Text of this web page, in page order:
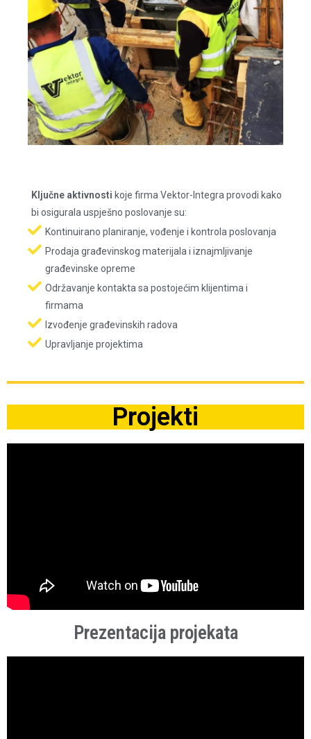
Ključne aktivnosti koje firma Vektor-Integra provodi kako
bi osigurala uspješno poslovanje su:
Kontinuirano planiranje, vođenje i kontrola poslovanja
Prodaja građevinskog materijala i iznajmljivanje
građevinske opreme
Održavanje kontakta sa postojećim klijentima i
firmama
Izvođenje građevinskih radova
Upravljanje projektima
Projekti
Prezentacija projekata